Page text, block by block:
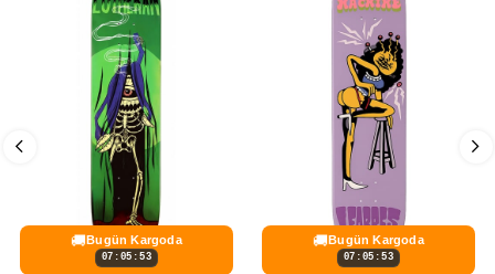
🚚Bugün Kargoda
07:05:53
🚚Bugün Kargoda
07:05:53